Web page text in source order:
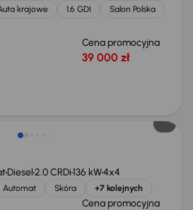
krajowe 1.6 GDI
Salon Polska
Cena promocyjna
39 000 zł
Diesel2.0 CRDi136 kW4x4
Automat Skóra +7 kolejnych
Cena promocyjna